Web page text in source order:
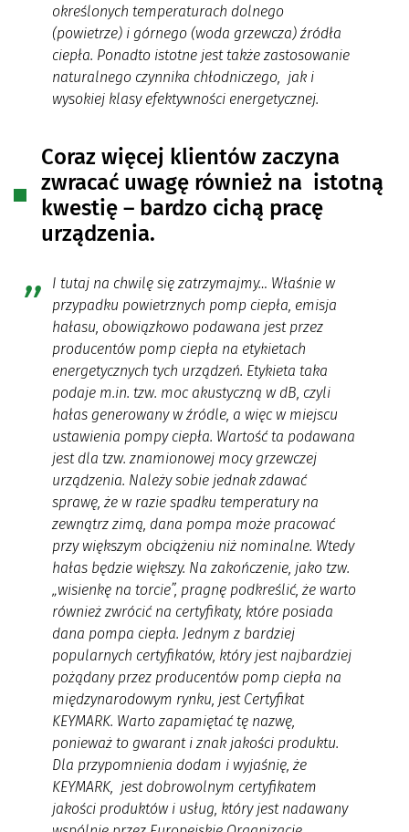
określonych temperaturach dolnego
(powietrze) i górnego (woda grzewcza) źródła
ciepła. Ponadto istotne jest także zastosowanie
naturalnego czynnika chłodniczego, jak i
wysokiej klasy efektywności energetycznej.
Coraz więcej klientów zaczyna
zwracać uwagę również na istotną
kwestię – bardzo cichą pracę
urządzenia.
I tutaj na chwilę się zatrzymajmy… Właśnie w
przypadku powietrznych pomp ciepła, emisja
hałasu, obowiązkowo podawana jest przez
producentów pomp ciepła na etykietach
energetycznych tych urządzeń. Etykieta taka
podaje m.in. tzw. moc akustyczną w dB, czyli
hałas generowany w źródle, a więc w miejscu
ustawienia pompy ciepła. Wartość ta podawana
jest dla tzw. znamionowej mocy grzewczej
urządzenia. Należy sobie jednak zdawać
sprawę, że w razie spadku temperatury na
zewnątrz zimą, dana pompa może pracować
przy większym obciążeniu niż nominalne. Wtedy
hałas będzie większy. Na zakończenie, jako tzw.
„wisienkę na torcie”, pragnę podkreślić, że warto
również zwrócić na certyfikaty, które posiada
dana pompa ciepła. Jednym z bardziej
popularnych certyfikatów, który jest najbardziej
pożądany przez producentów pomp ciepła na
międzynarodowym rynku, jest Certyfikat
KEYMARK. Warto zapamiętać tę nazwę,
ponieważ to gwarant i znak jakości produktu.
Dla przypomnienia dodam i wyjaśnię, że
KEYMARK, jest dobrowolnym certyfikatem
jakości produktów i usług, który jest nadawany